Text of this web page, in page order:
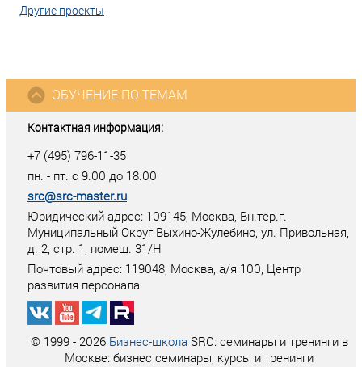
Другие проекты
Контактная информация:
+7 (495) 796-11-35
пн. - пт. с 9.00 до 18.00
src@src-master.ru
Юридический адрес: 109145, Москва, Вн.тер.г.
Муниципальный Округ Выхино-Жулебино, ул. Привольная,
д. 2, стр. 1, помещ. 31/Н
Почтовый адрес: 119048, Москва, а/я 100, Центр
развития персонала
ОБУЧЕНИЕ ПО ТЕМАМ
© 1999 - 2026 Бизнес-школа SRC: семинары и тренинги в
Москве: бизнес семинары, курсы и тренинги